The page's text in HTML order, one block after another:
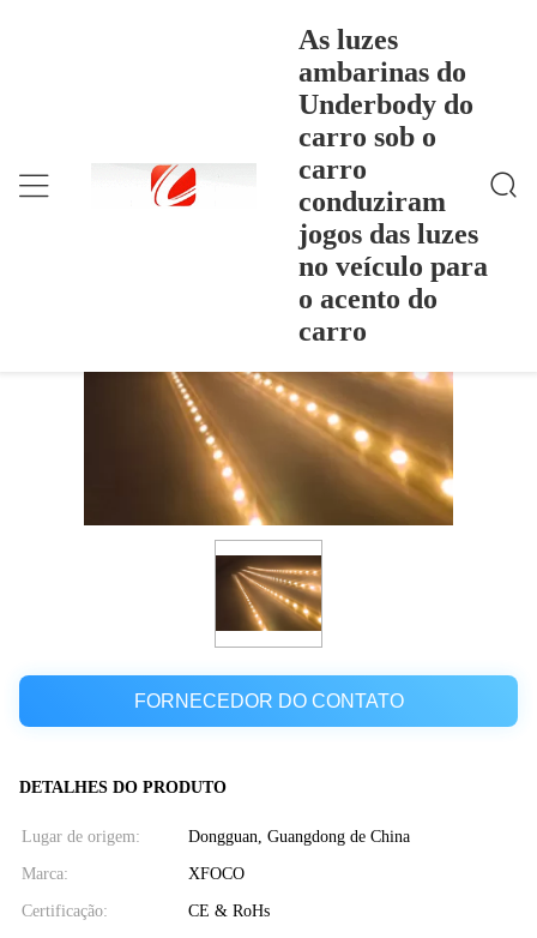
As luzes
ambarinas do
Underbody do
carro sob o
carro
conduziram
jogos das luzes
no veículo para
o acento do
carro
As Luzes Ambarinas Do Underbody Do Carro Sob
O Carro Conduziram Jogos Das Luzes No Veículo Pa
As luzes ambarinas do Underbody do
carro sob o carro conduziram jogos das
luzes no veículo para o acento do carro
FORNECEDOR DO CONTATO
DETALHES DO PRODUTO
Lugar de origem: Dongguan, Guangdong de China
Marca: XFOCO
Certificação: CE & RoHs